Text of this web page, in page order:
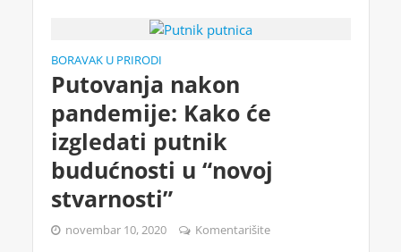
BORAVAK U PRIRODI
Putovanja nakon
pandemije: Kako će
izgledati putnik
budućnosti u “novoj
stvarnosti”
novembar 10, 2020 Komentarišite